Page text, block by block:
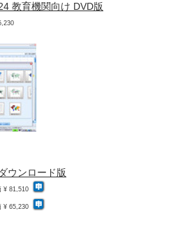
教育機関向け DVD版
ウンロード版
¥ 81,510
¥ 65,230